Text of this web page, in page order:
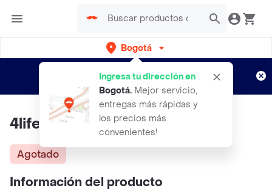
Bogotá
Ingresa tu dirección en
Bogotá. Mejor servicio,
entregas más rápidas y
los precios más
convenientes!
envíos gratis por semanas
Aplican TyC
4life Tf-boost™
Agotado
Información del producto